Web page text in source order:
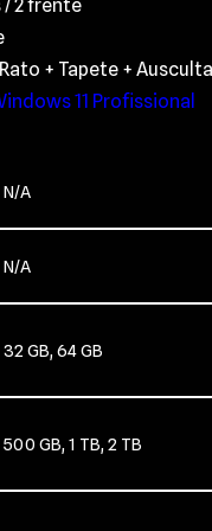
/ 2 frente
+ Tapete +
11 Profissional
N/A
N/A
32 GB, 64 GB
500 GB, 1 TB, 2 TB